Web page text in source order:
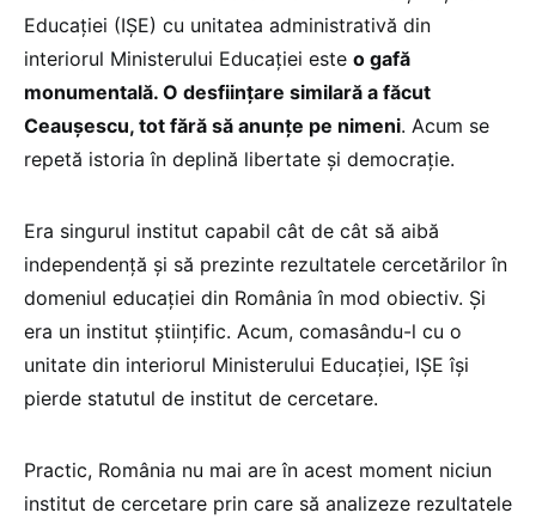
Educației (IȘE) cu unitatea administrativă din
interiorul Ministerului Educației este o gafă
monumentală. O desființare similară a făcut
Ceaușescu, tot fără să anunțe pe nimeni. Acum se
repetă istoria în deplină libertate și democrație.
Era singurul institut capabil cât de cât să aibă
independență și să prezinte rezultatele cercetărilor în
domeniul educației din România în mod obiectiv. Și
era un institut științific. Acum, comasându-l cu o
unitate din interiorul Ministerului Educației, IȘE își
pierde statutul de institut de cercetare.
Practic, România nu mai are în acest moment niciun
institut de cercetare prin care să analizeze rezultatele